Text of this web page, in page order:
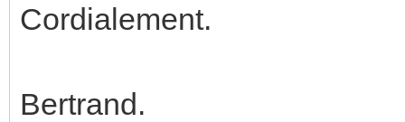
Cordialement.
Bertrand.